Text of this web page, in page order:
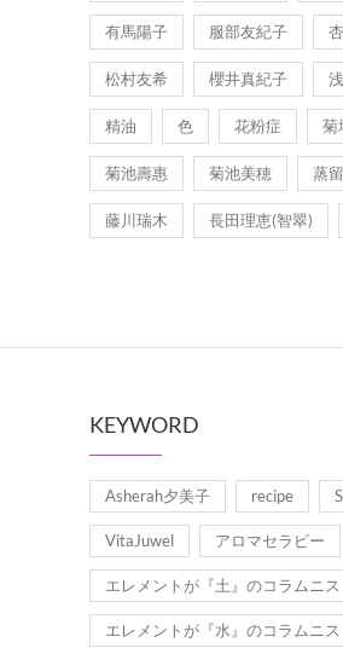
有馬陽子 服部友紀子 杏
松村友希 櫻井真紀子
精油 色 花粉症 菊
菊池壽惠 菊池美穂 蒸
藤川瑞木 長田理恵(智翠)
KEYWORD
Asherah夕美子 recipe
VitaJuwel アロマセラピー
エレメントが『土』のコラムニス
エレメントが『水』のコラムニス